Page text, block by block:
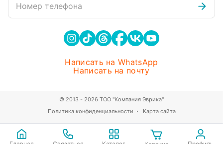
Номер телефона
Написать на WhatsApp
Написать на почту
Политика конфиденциальности Карта сайта
© 2013 - 2026 ТОО "Компания Эврика"